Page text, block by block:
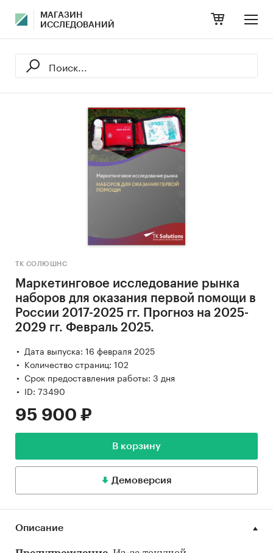
МАГАЗИН
ИССЛЕДОВАНИЙ
ТК СОЛЮШНС
Маркетинговое исследование рынка
наборов для оказания первой помощи в
России 2017-2025 гг. Прогноз на 2025-
2029 гг. Февраль 2025.
Дата выпуска: 16 февраля 2025
Количество страниц: 102
Срок предоставления работы: 3 дня
ID: 73490
95 900 ₽
В корзину
Демоверсия
Описание